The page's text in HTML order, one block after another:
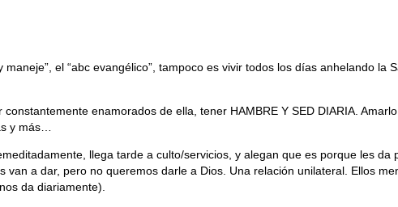
maneje”, el “abc evangélico”, tampoco es vivir todos los días anhelando
enamorados de ella, tener HAMBRE Y SED DIARIA.
y más…
llega tarde a culto/servicios, y alegan que es porque les
a dar, pero no queremos darle a Dios. Una relación unilateral. Ellos
da diariamente).